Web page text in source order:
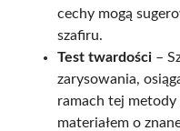
cechy mogą
szafiru.
Test twardości –
zarysowania,
ramach tej
materiałem o